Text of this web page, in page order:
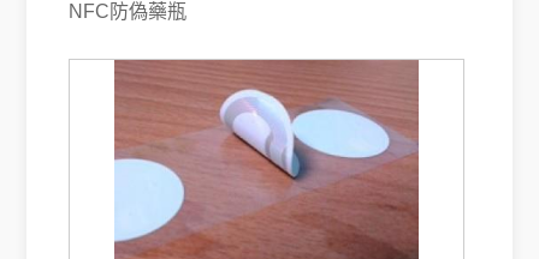
NFC防偽藥瓶